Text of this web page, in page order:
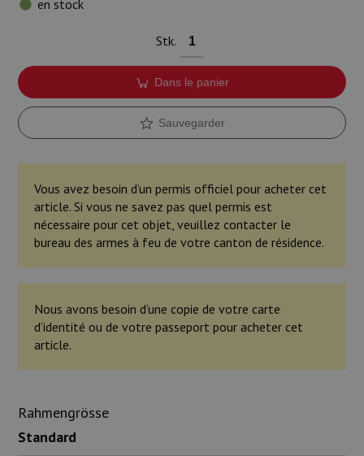
en stock
Stk.
Dans le panier
Sauvegarder
Vous avez besoin d’un permis officiel pour acheter cet
article. Si vous ne savez pas quel permis est
nécessaire pour cet objet, veuillez contacter le
bureau des armes à feu de votre canton de résidence.
Nous avons besoin d’une copie de votre carte
d’identité ou de votre passeport pour acheter cet
article.
Rahmengrösse
Standard